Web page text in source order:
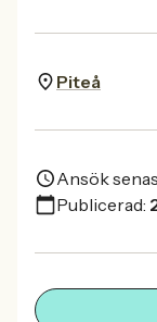
Piteå
Ansök
Publicerad: